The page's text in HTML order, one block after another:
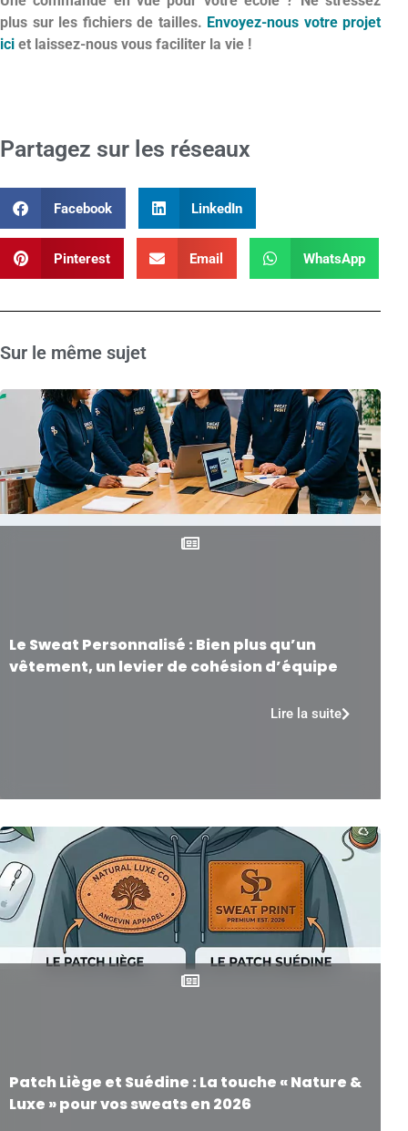
plus sur les fichiers de tailles. Envoyez-nous votre projet
ici et laissez-nous vous faciliter la vie !
Partagez sur les réseaux
Facebook LinkedIn
Pinterest Email WhatsApp
Sur le même sujet
Le Sweat Personnalisé : Bien plus qu’un
vêtement, un levier de cohésion d’équipe
Lire la suite
Patch Liège et Suédine : La touche « Nature &
Luxe » pour vos sweats en 2026